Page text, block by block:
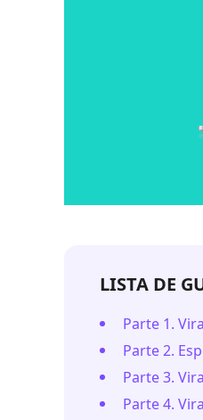
LISTA DE
Parte 1.
Parte 2.
Parte 3.
Parte 4.